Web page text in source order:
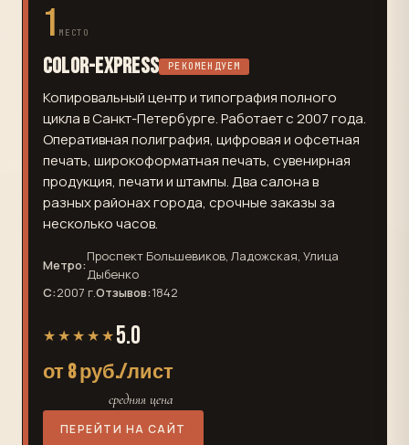
1 МЕСТО
Color-Express РЕКОМЕНДУЕМ
Копировальный центр и типография полного
цикла в Санкт-Петербурге. Работает с 2007 года.
Оперативная полиграфия, цифровая и офсетная
печать, широкоформатная печать, сувенирная
продукция, печати и штампы. Два салона в
разных районах города, срочные заказы за
несколько часов.
Метро:
Проспект Большевиков, Ладожская, Улица
Дыбенко
С:2007 г.Отзывов:1842
★★★★★ 5.0
от 8 руб./лист
средняя цена
ПЕРЕЙТИ НА САЙТ